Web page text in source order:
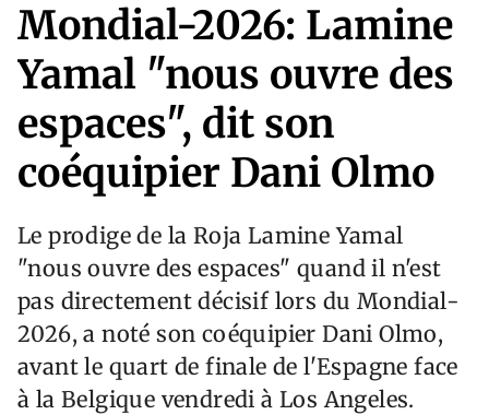
Mondial-2026: Lamine
Yamal "nous ouvre des
espaces", dit son
coéquipier Dani Olmo
Le prodige de la Roja Lamine Yamal
"nous ouvre des espaces" quand il n'est
pas directement décisif lors du Mondial-
2026, a noté son coéquipier Dani Olmo,
avant le quart de finale de l'Espagne face
à la Belgique vendredi à Los Angeles.